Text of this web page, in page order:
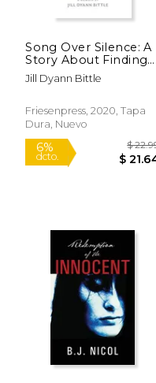
12%
Song Over Silence: A
Story About Finding
my Voice While
Healing Child Incest
Jill Dyann Bittle
Friesenpress, 2020, Tapa
Dura, Nuevo